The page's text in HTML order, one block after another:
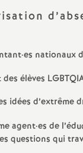
·es nationaux
élèves
idées d’extrême
agent·es de
questions qui